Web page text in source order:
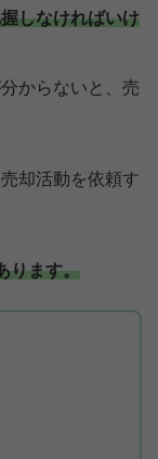
しなければいけ
からないと、売
却活動を依頼す
ります。